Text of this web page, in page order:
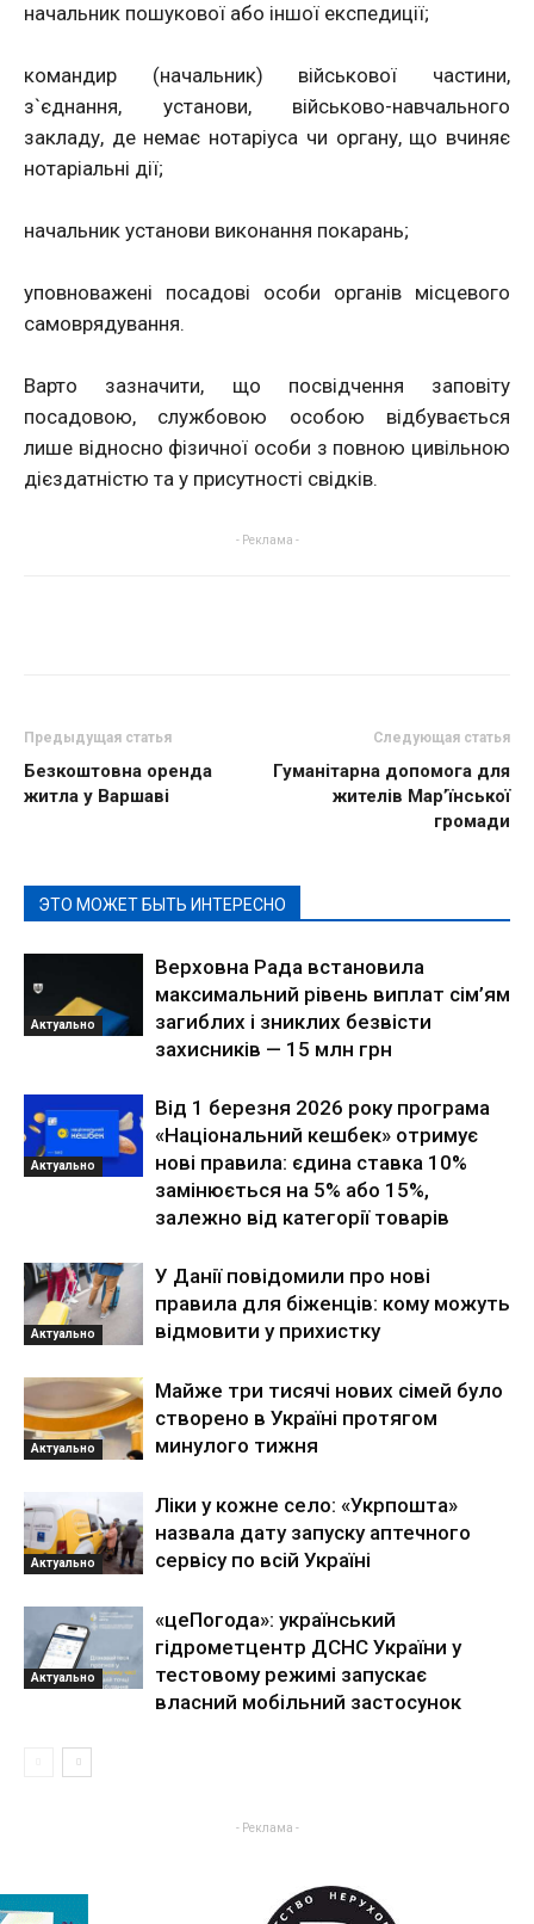
начальник пошукової або іншої експедиції;
командир (начальник) військової частини,
з`єднання, установи, військово-навчального
закладу, де немає нотаріуса чи органу, що вчиняє
нотаріальні дії;
начальник установи виконання покарань;
уповноважені посадові особи органів місцевого
самоврядування.
Варто зазначити, що посвідчення заповіту
посадовою, службовою особою відбувається
лише відносно фізичної особи з повною цивільною
дієздатністю та у присутності свідків.
- Реклама -
Предыдущая статья
Безкоштовна оренда
житла у Варшаві
Следующая статья
Гуманітарна допомога для
жителів Мар’їнської
громади
ЭТО МОЖЕТ БЫТЬ ИНТЕРЕСНО
Актуально
Верховна Рада встановила
максимальний рівень виплат сім’ям
загиблих і зниклих безвісти
захисників — 15 млн грн
Актуально
Від 1 березня 2026 року програма
«Національний кешбек» отримує
нові правила: єдина ставка 10%
замінюється на 5% або 15%,
залежно від категорії товарів
Актуально
У Данії повідомили про нові
правила для біженців: кому можуть
відмовити у прихистку
Актуально
Майже три тисячі нових сімей було
створено в Україні протягом
минулого тижня
Актуально
Ліки у кожне село: «Укрпошта»
назвала дату запуску аптечного
сервісу по всій Україні
Актуально
«цеПогода»: український
гідрометцентр ДСНС України у
тестовому режимі запускає
власний мобільний застосунок
- Реклама -